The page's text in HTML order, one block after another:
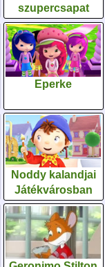
szupercsapat
Eperke
Noddy kalandjai
Játékvárosban